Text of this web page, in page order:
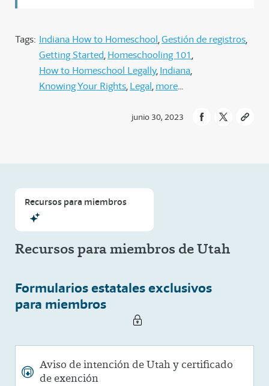
Tags: Indiana How to Homeschool Gestión de registros
Getting Started Homeschooling 101
How to Homeschool Legally Indiana
Knowing Your Rights Legal more
junio 30, 2023
Recursos para miembros
Recursos para miembros de Utah
Formularios estatales exclusivos
para miembros
Aviso de intención de Utah y certificado
de exención